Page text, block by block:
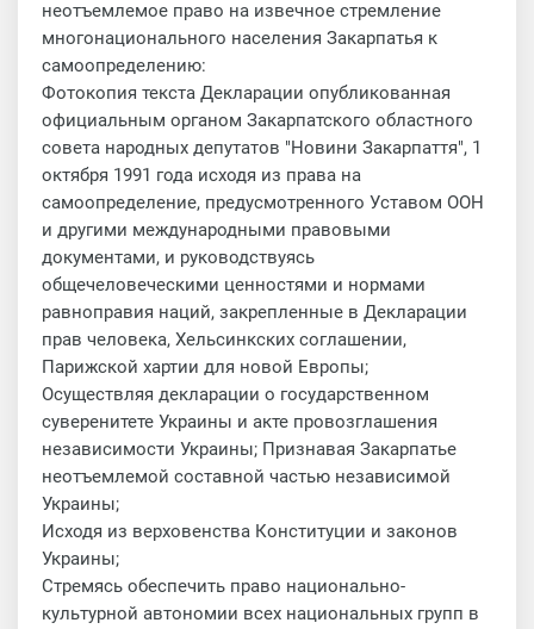
неотъемлемое право на извечное стремление
многонационального населения Закарпатья к
самоопределению:
Фотокопия текста Декларации опубликованная
официальным органом Закарпатского областного
совета народных депутатов "Новини Закарпаття", 1
октября 1991 года исходя из права на
самоопределение, предусмотренного Уставом ООН
и другими международными правовыми
документами, и руководствуясь
общечеловеческими ценностями и нормами
равноправия наций, закрепленные в Декларации
прав человека, Хельсинкских соглашении,
Парижской хартии для новой Европы;
Осуществляя декларации о государственном
суверенитете Украины и акте провозглашения
независимости Украины; Признавая Закарпатье
неотъемлемой составной частью независимой
Украины;
Исходя из верховенства Конституции и законов
Украины;
Стремясь обеспечить право национально-
культурной автономии всех национальных групп в